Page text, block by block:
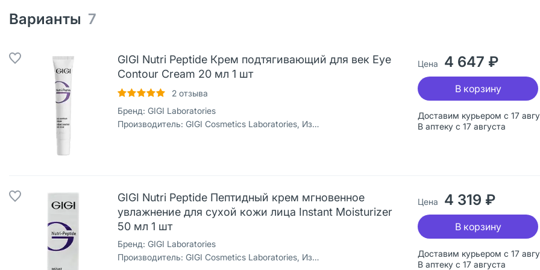
Варианты 7
GIGI Nutri Peptide Крем подтягивающий для век Eye
Contour Cream 20 мл 1 шт
2 отзыва
Бренд: GIGI Laboratories
Производитель: GIGI Cosmetics Laboratories, Израиль
Доставим курьером с 17
В аптеку с 17 августа
Цена 4 647 ₽
В корзину
GIGI Nutri Peptide Пептидный крем мгновенное
увлажнение для сухой кожи лица Instant Moisturizer
50 мл 1 шт
Бренд: GIGI Laboratories
Производитель: GIGI Cosmetics Laboratories, Израиль
Доставим курьером с 17
В аптеку с 17 августа
Цена 4 319 ₽
В корзину